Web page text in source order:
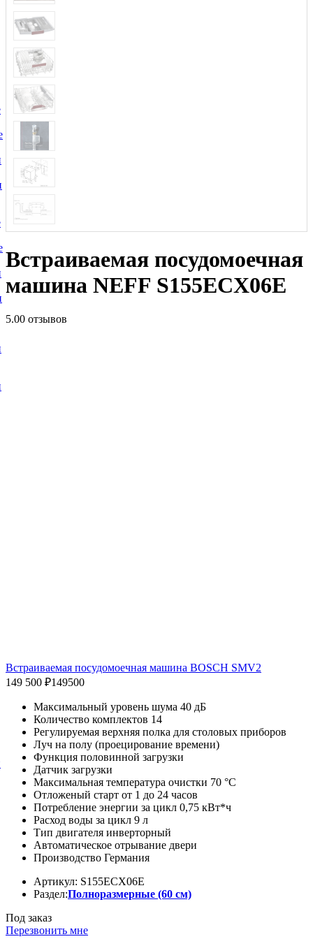
Встраиваемая посудомоечная
машина NEFF S155ECX06E
5.00 отзывов
Встраиваемая посудомоечная машина BOSCH SMV2
149 500 ₽149500
Максимальный уровень шума 40 дБ
Количество комплектов 14
Регулируемая верхняя полка для столовых приборов
Луч на полу (проецирование времени)
Функция половинной загрузки
Датчик загрузки
Максимальная температура очистки 70 °C
Отложеный старт от 1 до 24 часов
Потребление энергии за цикл 0,75 кВт*ч
Расход воды за цикл 9 л
Тип двигателя инверторный
Автоматическое отрывание двери
Производство Германия
Артикул: S155ECX06E
Раздел:Полноразмерные (60 см)
Под заказ
Перезвонить мне